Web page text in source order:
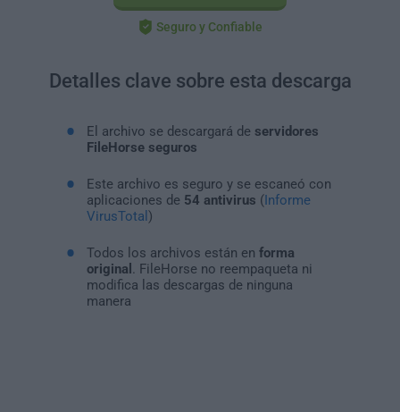
Seguro y Confiable
Detalles clave sobre esta descarga
El archivo se descargará de servidores
FileHorse seguros
Este archivo es seguro y se escaneó con
aplicaciones de 54 antivirus (Informe
VirusTotal )
Todos los archivos están en forma
original
. FileHorse no reempaqueta ni
modifica las descargas de ninguna
manera